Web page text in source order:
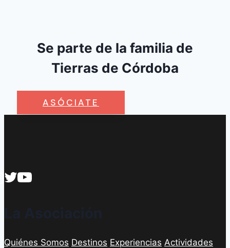
Se parte de la familia de
Tierras de Córdoba
ASÓCIATE
Quiénes Somos Destinos Experiencias Actividades